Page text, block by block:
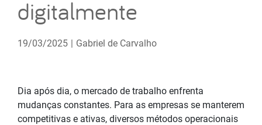
digitalmente
19/03/2025 | Gabriel de Carvalho
Dia após dia, o mercado de trabalho enfrenta
mudanças constantes. Para as empresas se manterem
competitivas e ativas, diversos métodos operacionais